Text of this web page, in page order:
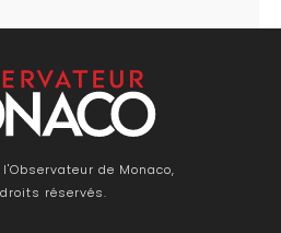
de Monaco,
réservés.